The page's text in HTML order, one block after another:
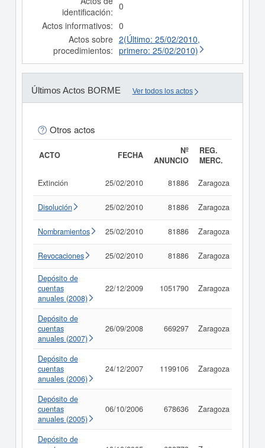
identificación: 0
Actos informativos: 0
Actos sobre
procedimientos:
2(Último: 25/02/2010,
primero: 25/02/2010)
Últimos Actos BORME Ver todos los actos
Otros actos
ACTO FECHA
Nº
ANUNCIO
REG.
MERC.
Extinción 25/02/2010 81886 Zaragoza
Disolución 25/02/2010 81886 Zaragoza
Nombramientos 25/02/2010 81886 Zaragoza
Revocaciones 25/02/2010 81886 Zaragoza
Depósito de
cuentas
anuales (2008)
22/12/2009 1051790 Zaragoza
Depósito de
cuentas
anuales (2007)
26/09/2008 669297 Zaragoza
Depósito de
cuentas
anuales (2006)
24/12/2007 1199106 Zaragoza
Depósito de
cuentas
anuales (2005)
06/10/2006 678636 Zaragoza
Depósito de